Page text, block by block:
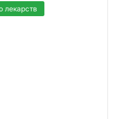
лекарств